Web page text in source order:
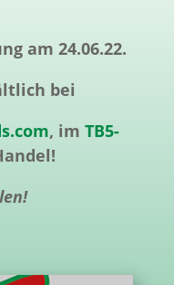
am 24.06.22.
bei
, imTB5-